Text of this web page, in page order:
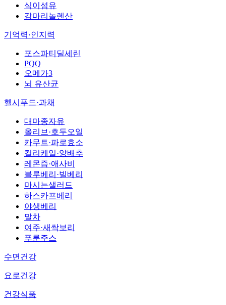
식이섬유
감마리놀렌산
기억력·인지력
포스파티딜세린
PQQ
오메가3
뇌 유산균
헬시푸드·과채
대마종자유
올리브·호두오일
카무트·파로효소
컬리케일·양배추
레몬즙·애사비
블루베리·빌베리
마시는샐러드
하스카프베리
야생베리
말차
여주·새싹보리
푸룬주스
수면건강
요로건강
건강식품